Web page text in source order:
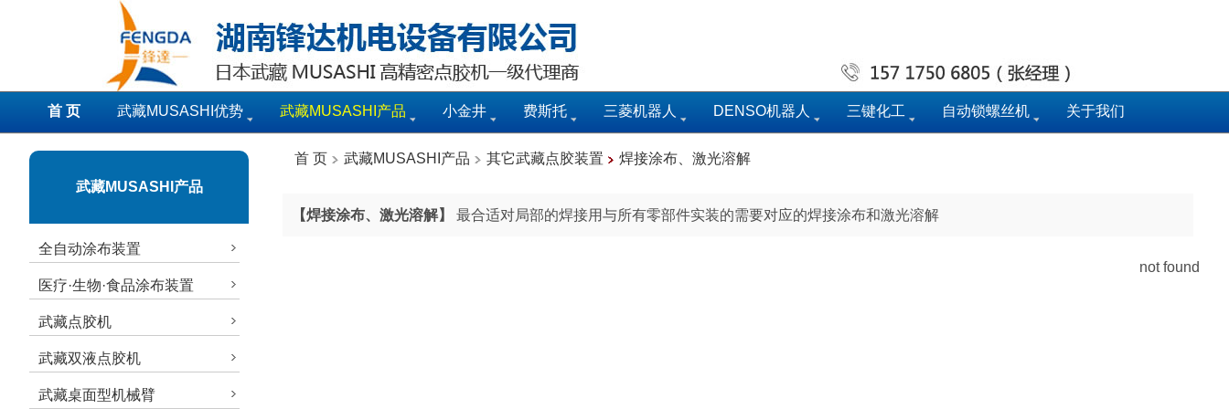
首 页 武藏MUSASHI优势 武藏MUSASHI产品 小金井 费斯托 三菱机器人 DENSO机器人 三键化工 自动锁螺丝机 关于我们
武藏MUSASHI产品
全自动涂布装置
医疗·生物·食品涂布装置
武藏点胶机
武藏双液点胶机
武藏桌面型机械臂
首 页 武藏MUSASHI产品 其它武藏点胶装置 焊接涂布、激光溶解
【焊接涂布、激光溶解】 最合适对局部的焊接用与所有零部件实装的需要对应的焊接涂布和激光溶解
not found